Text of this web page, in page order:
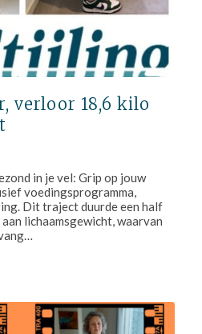
verloor 18,6 kilo
in je vel: Grip op jouw
voedingsprogramma,
Dit traject duurde een half
lichaamsgewicht, waarvan